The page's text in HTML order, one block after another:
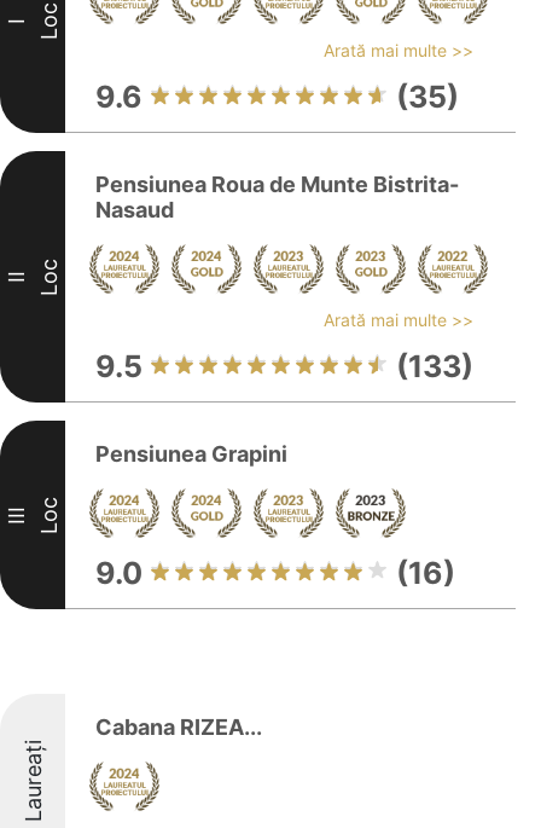
I Loc
Arată mai multe >>
9.6 (35)
II Loc
Pensiunea Roua de Munte Bistrita-
Nasaud
Arată mai multe >>
9.5 (133)
III Loc
Pensiunea Grapini
9.0 (16)
Laureați
Cabana RIZEA...